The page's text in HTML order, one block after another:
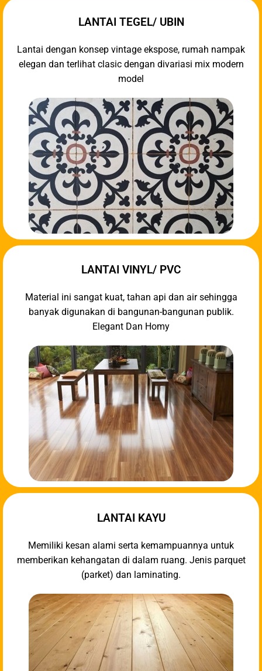
LANTAI TEGEL/ UBIN
Lantai dengan konsep vintage ekspose, rumah nampak
elegan dan terlihat clasic dengan divariasi mix modern
model
LANTAI VINYL/ PVC
Material ini sangat kuat, tahan api dan air sehingga
banyak digunakan di bangunan-bangunan publik.
Elegant Dan Homy
LANTAI KAYU
Memiliki kesan alami serta kemampuannya untuk
memberikan kehangatan di dalam ruang. Jenis parquet
(parket) dan laminating.